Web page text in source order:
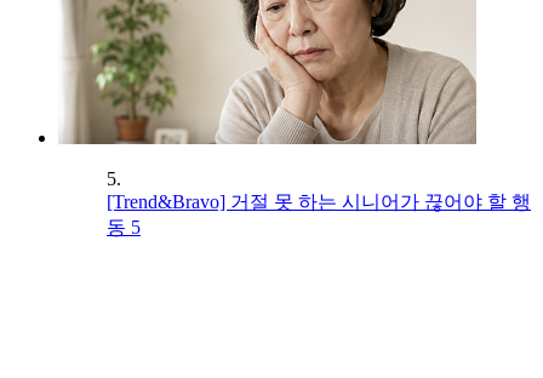
5.
[Trend&Bravo] 거절 못 하는 시니어가 끊어야 할 행
동 5